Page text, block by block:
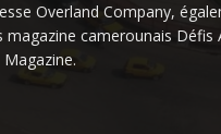
Overland Company,
magazine camerounais Défis